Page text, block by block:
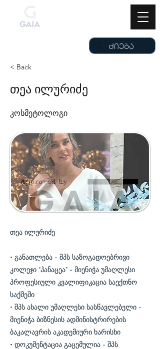
< Back
თეა ილურიძე
კოსმეტოლოგი
თეა ილურიძე
• განათლება - შპს საზოგადოებრივი
კოლეჯი “პანაცეა” - მიენიჭა უმაღლესი
პროფესიული კვალიფიკაცია საექთნო
საქმეში
• შპს ახალი უმაღლესი სასწავლებელი -
მიენიჭა ბიზნესის ადმინისტრირების
ბაკალავრის აკადემიური ხარისხი
• დოკუმენტაცია გაცემულია - შპს